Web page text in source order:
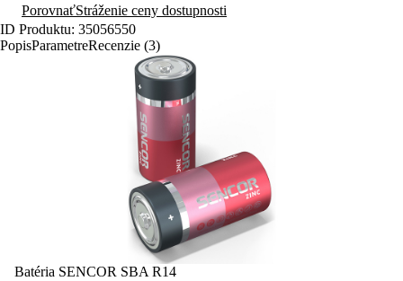
PorovnaťStráženie ceny dostupnosti
ID Produktu: 35056550
PopisParametreRecenzie (3)
Batéria SENCOR SBA R14